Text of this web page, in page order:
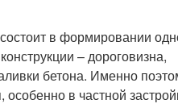
в формировании
– дороговизна,
бетона. Именно
в частной